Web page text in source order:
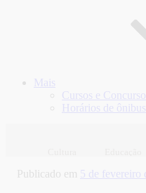
Mais
Cursos e
Horários de ônibus
Publicado em 5 de fevereiro